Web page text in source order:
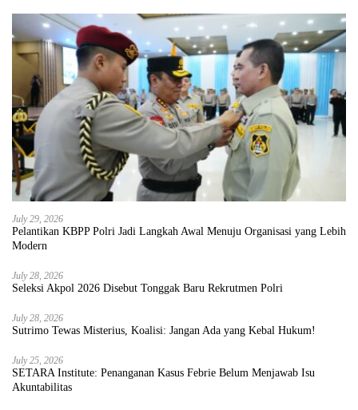
July 29, 2026
Pelantikan KBPP Polri Jadi Langkah Awal Menuju Organisasi yang Lebih
Modern
July 28, 2026
Seleksi Akpol 2026 Disebut Tonggak Baru Rekrutmen Polri
July 28, 2026
Sutrimo Tewas Misterius, Koalisi: Jangan Ada yang Kebal Hukum!
July 25, 2026
SETARA Institute: Penanganan Kasus Febrie Belum Menjawab Isu
Akuntabilitas